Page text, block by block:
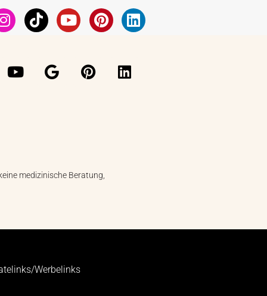
medizinische Beratung,
Werbelinks